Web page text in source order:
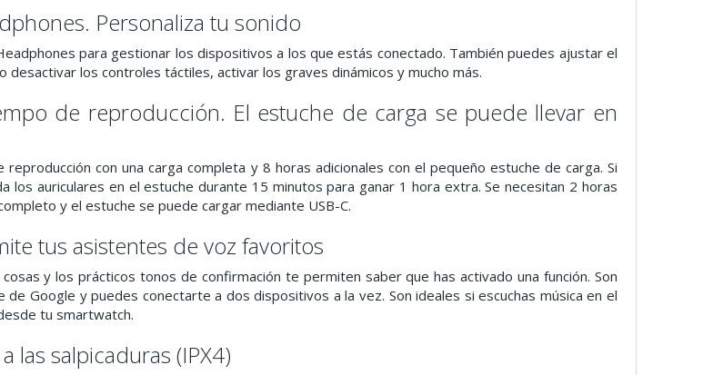
Personaliza tu sonido
para gestionar los dispositivos a los que estás conectado. También puedes ajustar el
desactivar los controles táctiles, activar los graves dinámicos y mucho más.
de reproducción. El estuche de carga se puede llevar en
con una carga completa y 8 horas adicionales con el pequeño estuche de carga. Si
los auriculares en el estuche durante 15 minutos para ganar 1 hora extra. Se necesitan 2 horas
y el estuche se puede cargar mediante USB-C.
tus asistentes de voz favoritos
y los prácticos tonos de confirmación te permiten saber que has activado una función. Son
de Google y puedes conectarte a dos dispositivos a la vez. Son ideales si escuchas música en el
tu smartwatch.
las salpicaduras (IPX4)